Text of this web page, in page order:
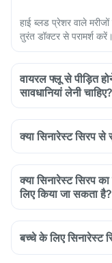
हाई ब्लड प्रेशर वाले
तुरंत डॉक्टर से परामर्श करें।
वायरल फ्लू से पीड़ित
सावधानियां लेनी चाहिए?
Take the
Maintain a safe
Cover your mouth
coughing or wear a
क्या सिनारेस्ट सिरप से
क्या सिनारेस्ट सिरप
लिए किया जा सकता है?
बच्चे के लिए सिनारेस्ट